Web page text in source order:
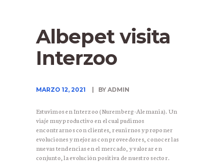
Albepet visita
Interzoo
MARZO 12, 2021 BY ADMIN
Estuvimos en Interzoo (Nuremberg-Alemania). Un
viaje muy productivo en el cual pudimos
encontrarnos con clientes, reunirnos y proponer
evoluciones y mejoras con proveedores, conocer las
nuevas tendencias en el mercado, y valorar en
conjunto, la evolución positiva de nuestro sector.